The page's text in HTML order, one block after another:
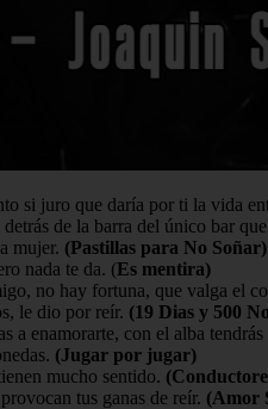
si juro que daría por ti la vida
de la barra del único bar
mujer. (Pastillas para No Soñar)
nada te da. (Es mentira)
no hay fortuna, que valga el
le dio por reír. (19 Dias y 500
a enamorarte, con el alba
(Jugar por jugar)
mucho sentido.
tus ganas de reír. (Amor